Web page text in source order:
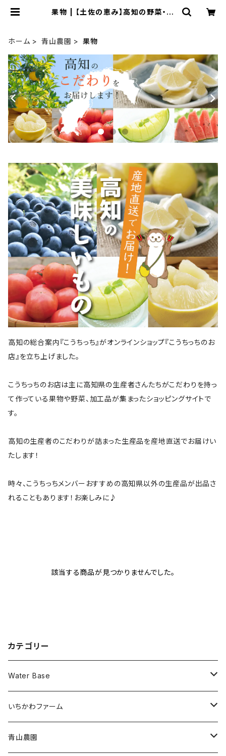
果物 | 【土佐の恵み】高知の野菜・果
ホーム
青山農園 果物
高知の総合案内『こうちっち』がオンラインショップ『こうちっちのお
店』を立ち上げました。
こうちっちのお店は主に高知県の生産者さんたちがこだわりを持っ
て作っている果物や野菜、加工品が集まったショッピングサイトで
す。
高知の生産者のこだわりが詰まった生産品を産地直送でお届けい
たします！
時々、こうちっちメンバーおすすめの高知県以外の生産品が出品さ
れることもあります！お楽しみに♪
該当する商品が見つかりませんでした。
カテゴリー
Water Base
クレソン
いちかわファーム
冷凍ブルーベリー
青山農園